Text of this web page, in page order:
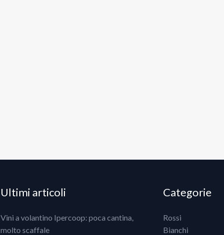
Ultimi articoli
Vini a volantino Ipercoop: poca cantina,
molto scaffale
Categorie
Rossi
Bianchi